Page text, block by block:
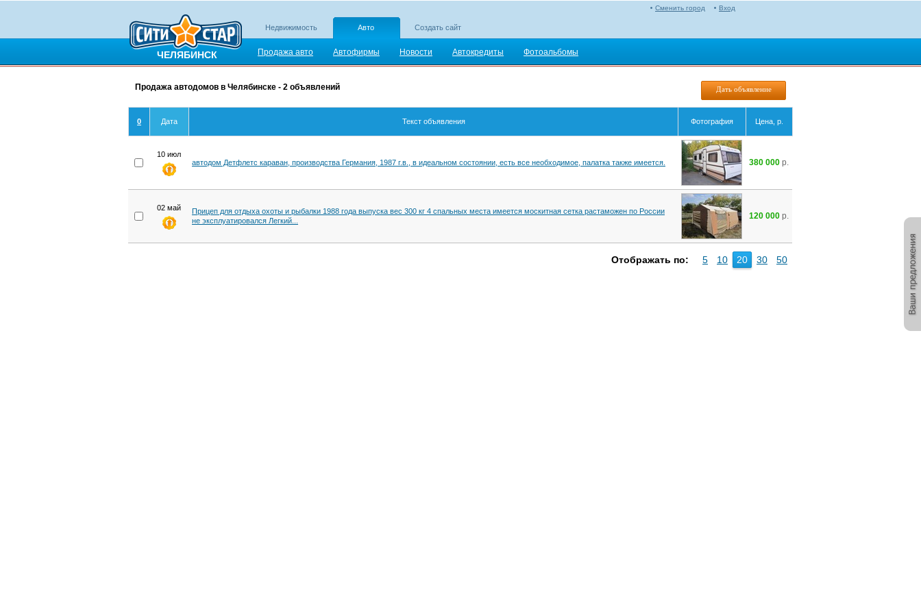
ЧЕЛЯБИНСК
Вход
Сменить город
Недвижимость Авто Создать сайт
Продажа авто Автофирмы Новости Автокредиты Фотоальбомы
Дать объявление
Продажа автодомов в Челябинске - 2 объявлений
0 Дата Текст объявления Фотография Цена, р.
10 июл
автодом Детфлетс караван, производства Германия, 1987 г.в., в идеальном состоянии, есть все необходимое, палатка также имеется.
380 000 р.
02 май
Прицеп для отдыха охоты и рыбалки 1988 года выпуска вес 300 кг 4 спальных места имеется москитная сетка растаможен по России
не эксплуатировался Легкий...
120 000 р.
Отображать по: 5 10 20 30 50